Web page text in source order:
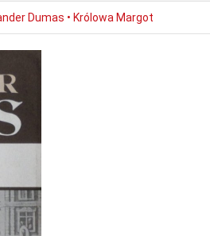
Dumas • Królowa Margot